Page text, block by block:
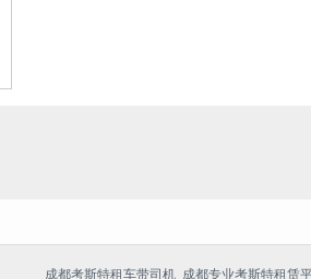
成都考斯特租车带司机_成都专业考斯特租赁